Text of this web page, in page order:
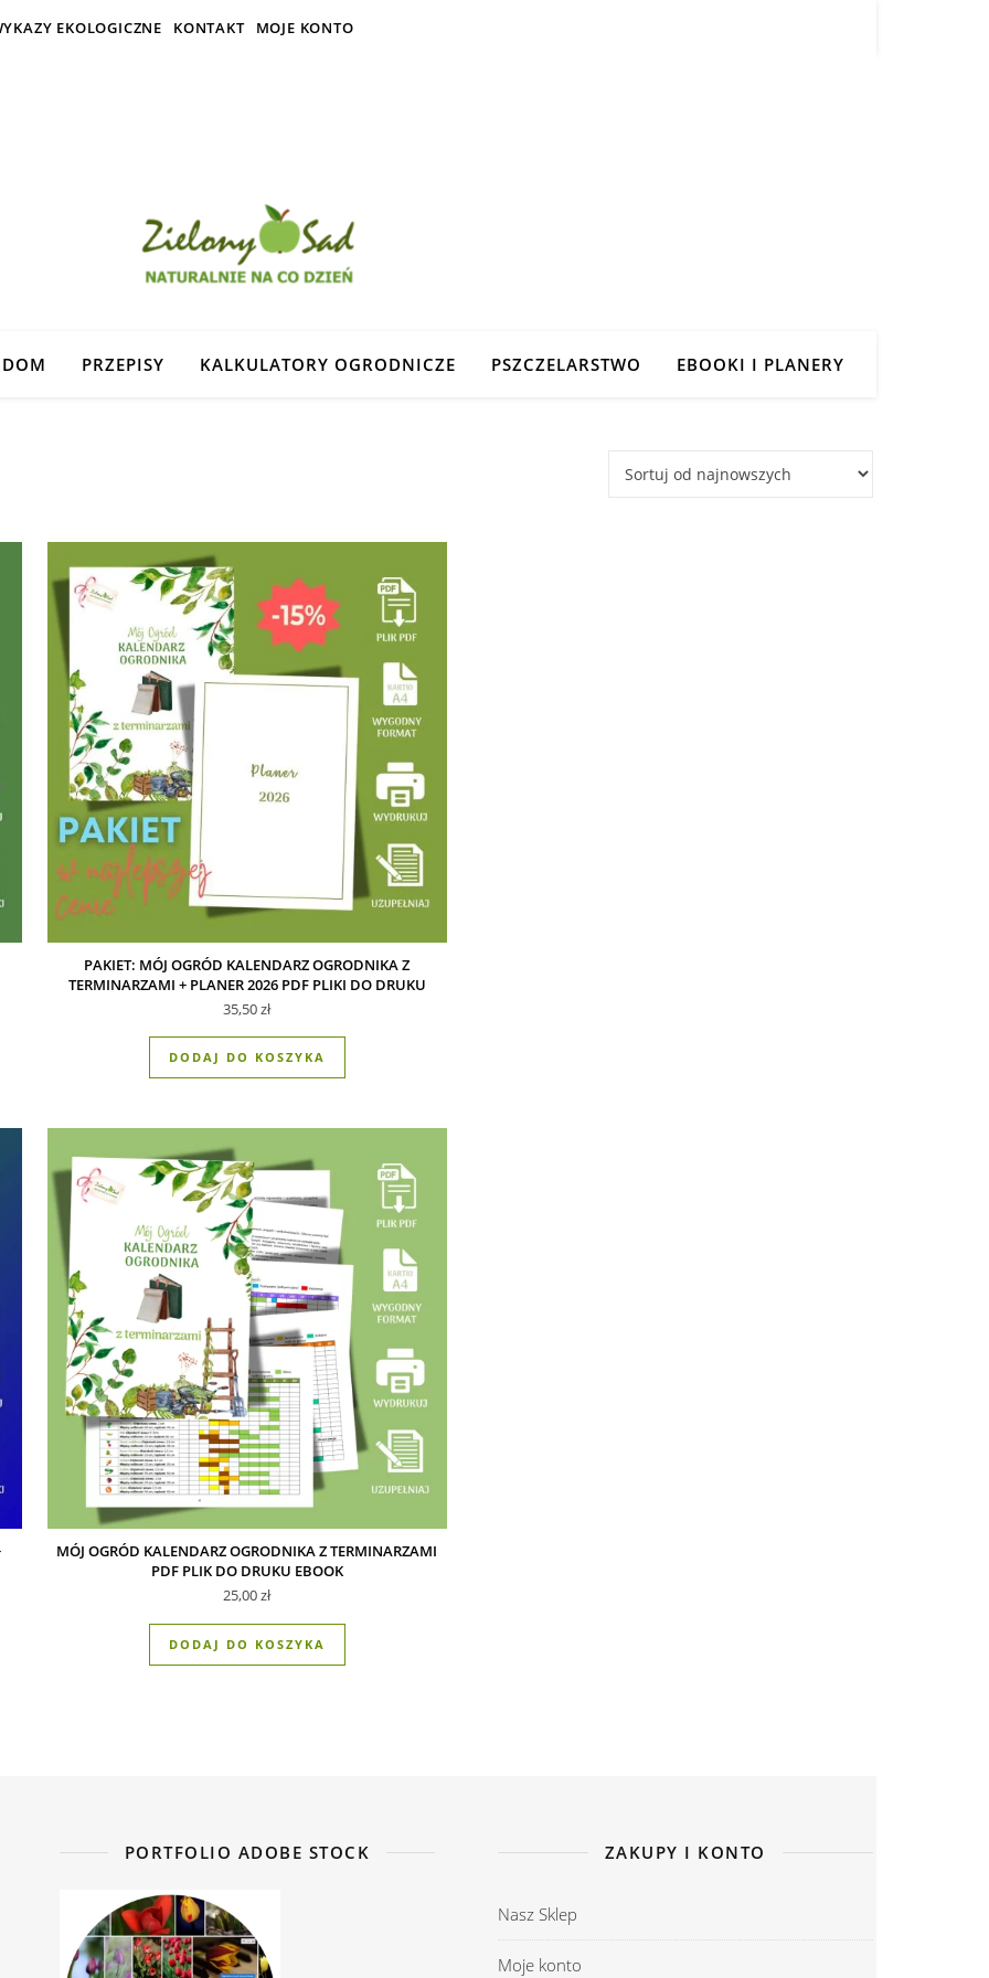
EKOLOGICZNE KONTAKT MOJE KONTO
DOM PRZEPISY KALKULATORY OGRODNICZE PSZCZELARSTWO EBOOKI I PLANERY
zł.
35,00 zł.
PAKIET: MÓJ OGRÓD KALENDARZ OGRODNIKA Z
TERMINARZAMI + PLANER 2026 PDF PLIKI DO DRUKU
35,50zł
DODAJ DO KOSZYKA
zł.
30,00 zł.
MÓJ OGRÓD KALENDARZ OGRODNIKA Z TERMINARZAMI
PDF PLIK DO DRUKU EBOOK
25,00zł
DODAJ DO KOSZYKA
PORTFOLIO ADOBE STOCK ZAKUPY I KONTO
Nasz Sklep
Moje konto